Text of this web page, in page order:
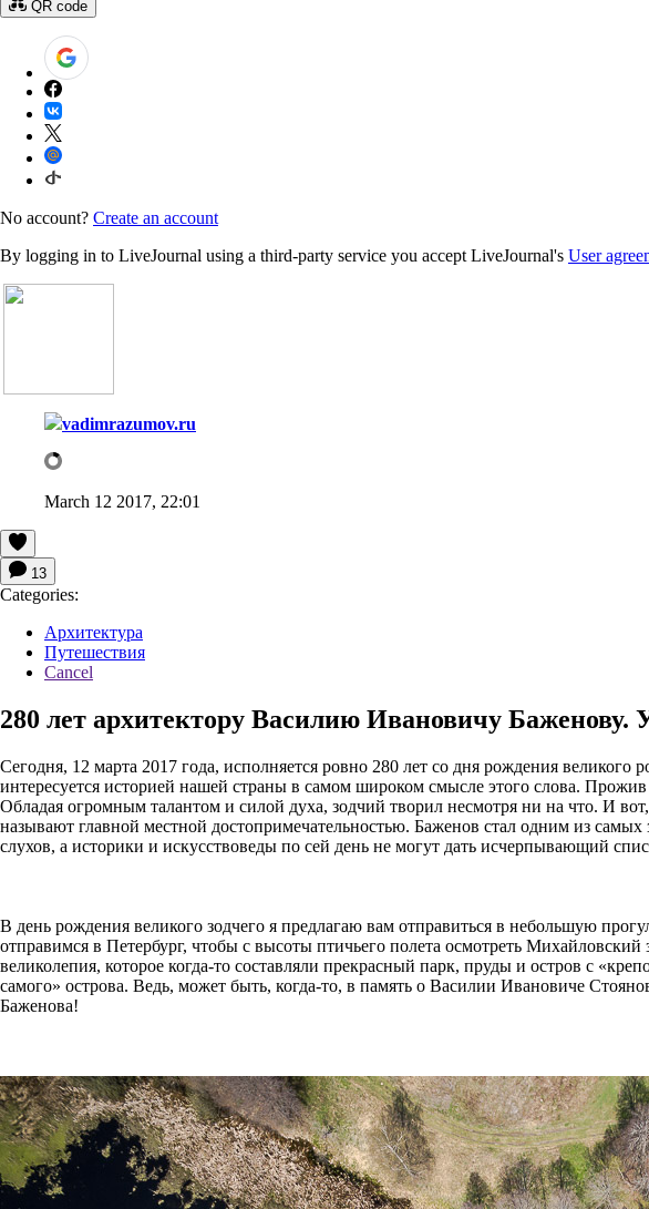
QR code
No account? Create an account
By logging in to LiveJournal using a third-party service you accept LiveJournal's User
vadimrazumov.ru
March 12 2017, 22:01
13
Categories:
Архитектура
Путешествия
Cancel
280 лет архитектору Василию Ивановичу Баженову.
Сегодня, 12 марта 2017 года, исполняется ровно 280 лет со дня рождения великого
интересуется историей нашей страны в самом широком смысле этого слова.
Обладая огромным талантом и силой духа, зодчий творил несмотря ни на что. И
называют главной местной достопримечательностью. Баженов стал одним из
слухов, а историки и искусствоведы по сей день не могут дать исчерпывающий
В день рождения великого зодчего я предлагаю вам отправиться в небольшую
отправимся в Петербург, чтобы с высоты птичьего полета осмотреть
великолепия, которое когда-то составляли прекрасный парк, пруды и остров с
самого» острова. Ведь, может быть, когда-то, в память о Василии Ивановиче
Баженова!